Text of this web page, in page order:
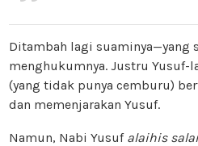
Ditambah lagi suaminya—yang
menghukumnya. Justru Yusuf-
(yang tidak punya cemburu)
dan memenjarakan Yusuf.
Namun, Nabi Yusuf alaihis